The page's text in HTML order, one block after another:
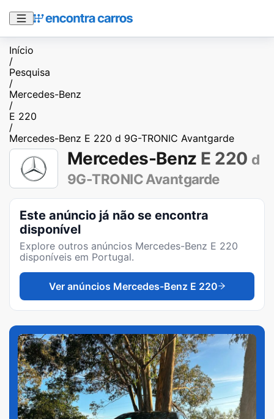
Início
/
Pesquisa
/
Mercedes-Benz
/
E 220
/
Mercedes-Benz E 220 d 9G-TRONIC Avantgarde
Mercedes-Benz E 220 d
9G-TRONIC Avantgarde
Este anúncio já não se encontra
disponível
Explore outros anúncios Mercedes-Benz E 220
disponíveis em Portugal.
Ver anúncios Mercedes-Benz E 220